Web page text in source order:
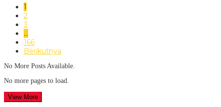
1
2
3
…
166
Berikutnya
No More Posts Available.
No more pages to load.
View More